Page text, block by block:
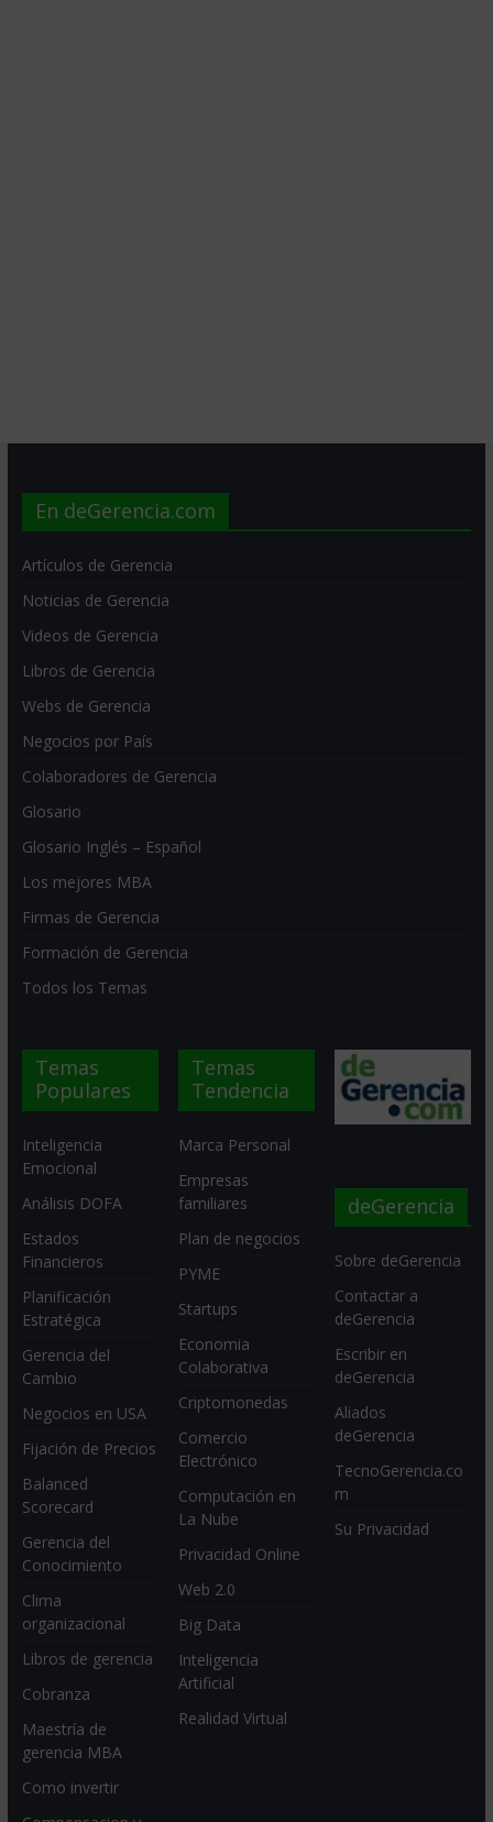
En deGerencia.com
Artículos de Gerencia
Noticias de Gerencia
Videos de Gerencia
Libros de Gerencia
Webs de Gerencia
Negocios por País
Colaboradores de Gerencia
Glosario
Glosario Inglés – Español
Los mejores MBA
Firmas de Gerencia
Formación de Gerencia
Todos los Temas
Temas
Populares
Inteligencia
Emocional
Análisis DOFA
Estados
Financieros
Planificación
Estratégica
Gerencia del
Cambio
Negocios en USA
Fijación de Precios
Balanced
Scorecard
Gerencia del
Conocimiento
Clima
organizacional
Libros de gerencia
Cobranza
Maestría de
gerencia MBA
Como invertir
Temas
Tendencia
Marca Personal
Empresas
familiares
Plan de negocios
PYME
Startups
Economia
Colaborativa
Criptomonedas
Comercio
Electrónico
Computación en
La Nube
Privacidad Online
Web 2.0
Big Data
Inteligencia
Artificial
Realidad Virtual
deGerencia
Sobre deGerencia
Contactar a
deGerencia
Escribir en
deGerencia
Aliados
deGerencia
TecnoGerencia.co
m
Su Privacidad